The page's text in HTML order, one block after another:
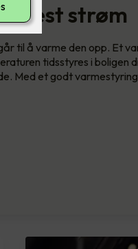
mest strøm
til å varme den opp. Et
tidsstyres i boligen
Med et godt